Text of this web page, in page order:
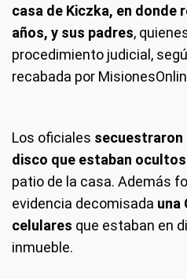
casa de Kiczka, en donde
años, y sus padres,
procedimiento judicial,
recabada por
Los oficiales secuestraron
disco que estaban
patio de la casa. Además
evidencia decomisada una
celulares que estaban en
inmueble.